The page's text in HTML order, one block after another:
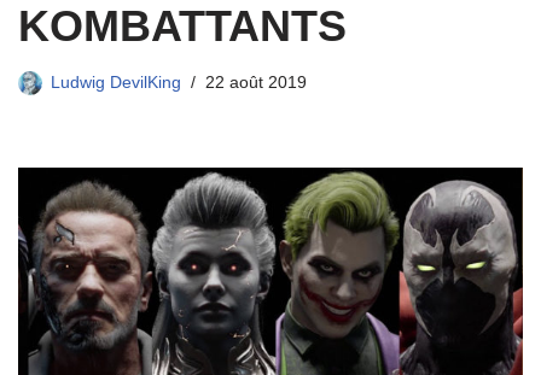
KOMBATTANTS
Ludwig DevilKing 22 août 2019